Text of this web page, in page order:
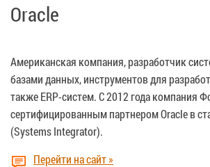
Oracle
Американская компания, разработчик
базами данных, инструментов для
также ERP-систем. C 2012 года компания
сертифицированным партнером Oracle в
(Systems Integrator).
Перейти на сайт »